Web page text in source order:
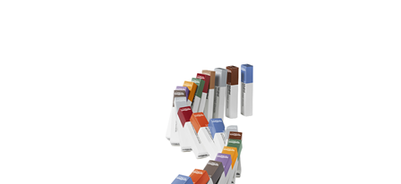
DÉTAILS